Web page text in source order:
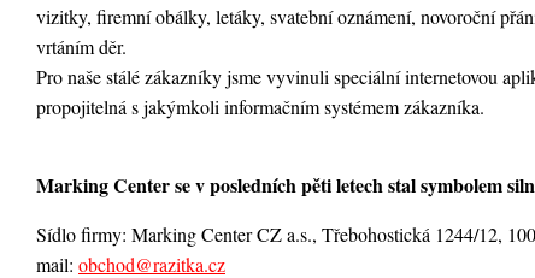
vizitky, firemní obálky, letáky, svatební oznámení, novoroční
vrtáním děr.
Pro naše stálé zákazníky jsme vyvinuli speciální internetovou
propojitelná s jakýmkoli informačním systémem zákazníka.
Marking Center se v posledních pěti letech stal symbolem
Sídlo firmy: Marking Center CZ a.s., Třebohostická 1244/12,
mail: obchod@razitka.cz